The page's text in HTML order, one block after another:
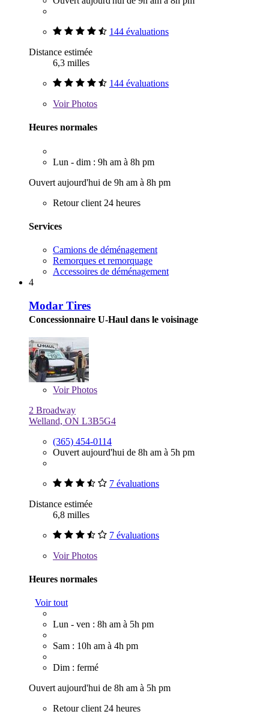
144 évaluations
Distance estimée
6,3 milles
144 évaluations
VoirPhotos
Heures normales
Lun - dim : 9h am à 8h pm
Ouvert aujourd'hui de 9h am à 8h pm
Retour client 24 heures
Services
Camions de déménagement
Remorques et remorquage
Accessoires de déménagement
4
Modar Tires
Concessionnaire U-Haul dans le voisinage
VoirPhotos
2 Broadway
Welland, ON L3B5G4
(365) 454-0114
Ouvert aujourd'hui de 8h am à 5h pm
7 évaluations
Distance estimée
6,8 milles
7 évaluations
VoirPhotos
Heures normales
Voir tout
Lun - ven : 8h am à 5h pm
Sam : 10h am à 4h pm
Dim : fermé
Ouvert aujourd'hui de 8h am à 5h pm
Retour client 24 heures